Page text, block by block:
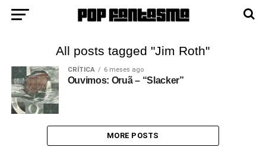
All posts tagged "Jim Roth"
CRÍTICA 6 meses ago
Ouvimos: Oruã – “Slacker”
MORE POSTS